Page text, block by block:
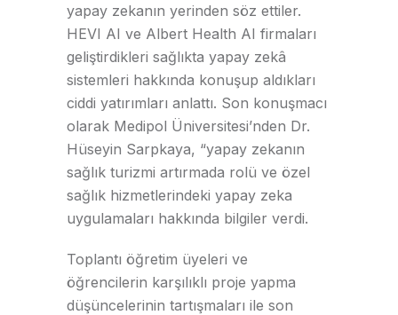
yapay zekanın yerinden söz ettiler.
HEVI AI ve Albert Health AI firmaları
geliştirdikleri sağlıkta yapay zekâ
sistemleri hakkında konuşup aldıkları
ciddi yatırımları anlattı. Son konuşmacı
olarak Medipol Üniversitesi’nden Dr.
Hüseyin Sarpkaya, “yapay zekanın
sağlık turizmi artırmada rolü ve özel
sağlık hizmetlerindeki yapay zeka
uygulamaları hakkında bilgiler verdi.
Toplantı öğretim üyeleri ve
öğrencilerin karşılıklı proje yapma
düşüncelerinin tartışmaları ile son